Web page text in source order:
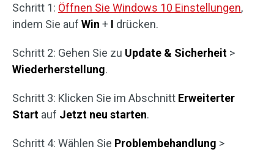
Schritt 1: Öffnen Sie Windows 10 Einstellungen,
indem Sie auf Win + I drücken.
Schritt 2: Gehen Sie zu Update & Sicherheit >
Wiederherstellung.
Schritt 3: Klicken Sie im Abschnitt Erweiterter
Start auf Jetzt neu starten.
Schritt 4: Wählen Sie Problembehandlung >